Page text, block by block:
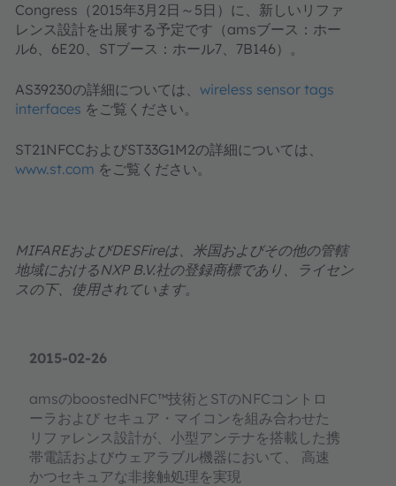
2015-02-26
amsのboostedNFC™技術とSTのNFCコントロ
ーラおよび セキュア・マイコンを組み合わせた
リファレンス設計が、小型アンテナを搭載した携
帯電話およびウェアラブル機器において、 高速
かつセキュアな非接触処理を実現
Congress（2015年3月2日～5日）に、新しいリファ
レンス設計を出展する予定です（amsブース：ホー
ル6、6E20、STブース：ホール7、7B146）。
AS39230の詳細については、 wireless sensor tags
interfaces をご覧ください。
ST21NFCCおよびST33G1M2の詳細については、
www.st.com をご覧ください。
MIFAREおよびDESFireは、米国およびその他の管轄
地域におけるNXP B.V.社の登録商標であり、ライセン
スの下、使用されています。